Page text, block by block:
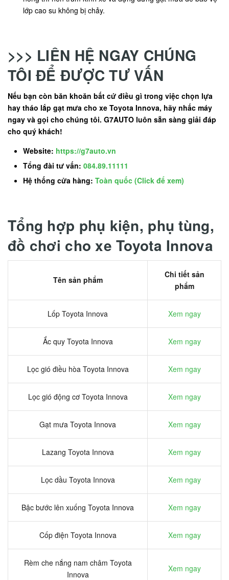
lớp cao su không bị chảy.
>>> LIÊN HỆ NGAY CHÚNG
TÔI ĐỂ ĐƯỢC TƯ VẤN
Nếu bạn còn băn khoăn bất cứ điều gì trong việc chọn lựa
hay tháo lắp gạt mưa cho xe Toyota Innova, hãy nhấc máy
ngay và gọi cho chúng tôi. G7AUTO luôn sẵn sàng giải đáp
cho quý khách!
Website: https://g7auto.vn
Tổng đài tư vấn: 084.89.11111
Hệ thống cửa hàng: Toàn quốc (Click để xem)
Tổng hợp phụ kiện, phụ tùng,
đồ chơi cho xe Toyota Innova
Tên sản phẩm
Chi tiết sản
phẩm
Lốp Toyota Innova Xem ngay
Ắc quy Toyota Innova Xem ngay
Lọc gió điều hòa Toyota Innova Xem ngay
Lọc gió động cơ Toyota Innova Xem ngay
Gạt mưa Toyota Innova Xem ngay
Lazang Toyota Innova Xem ngay
Lọc dầu Toyota Innova Xem ngay
Bậc bước lên xuống Toyota Innova Xem ngay
Cốp điện Toyota Innova Xem ngay
Rèm che nắng nam châm Toyota
Innova
Xem ngay